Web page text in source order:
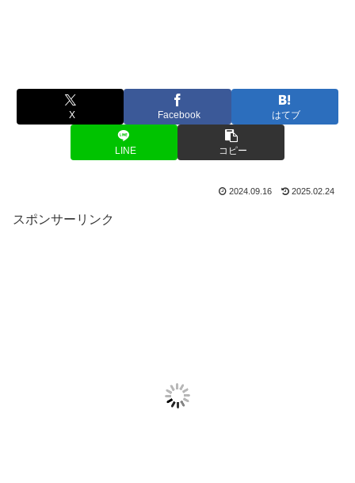
X Facebook はてブ
LINE コピー
2024.09.16 2025.02.24
スポンサーリンク